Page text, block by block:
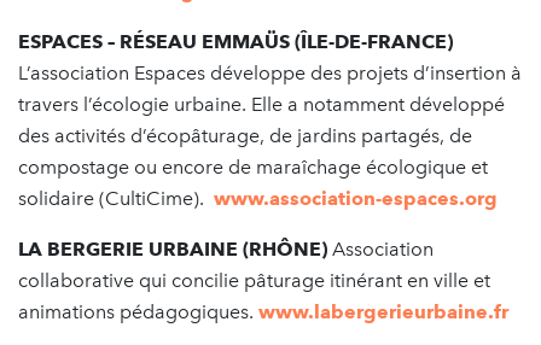
ESPACES – RÉSEAU EMMAÜS (ÎLE-DE-FRANCE)
L’association Espaces développe des projets d’insertion à
travers l’écologie urbaine. Elle a notamment développé
des activités d’écopâturage, de jardins partagés, de
compostage ou encore de maraîchage écologique et
solidaire (CultiCime). www.association-espaces.org
LA BERGERIE URBAINE (RHÔNE) Association
collaborative qui concilie pâturage itinérant en ville et
animations pédagogiques. www.labergerieurbaine.fr